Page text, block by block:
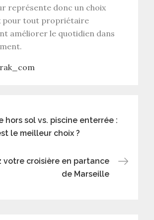
représente donc un choix
pour tout propriétaire
améliorer le quotidien dans
hors sol vs. piscine enterrée :
le meilleur choix ?
votre croisière en partance
de Marseille